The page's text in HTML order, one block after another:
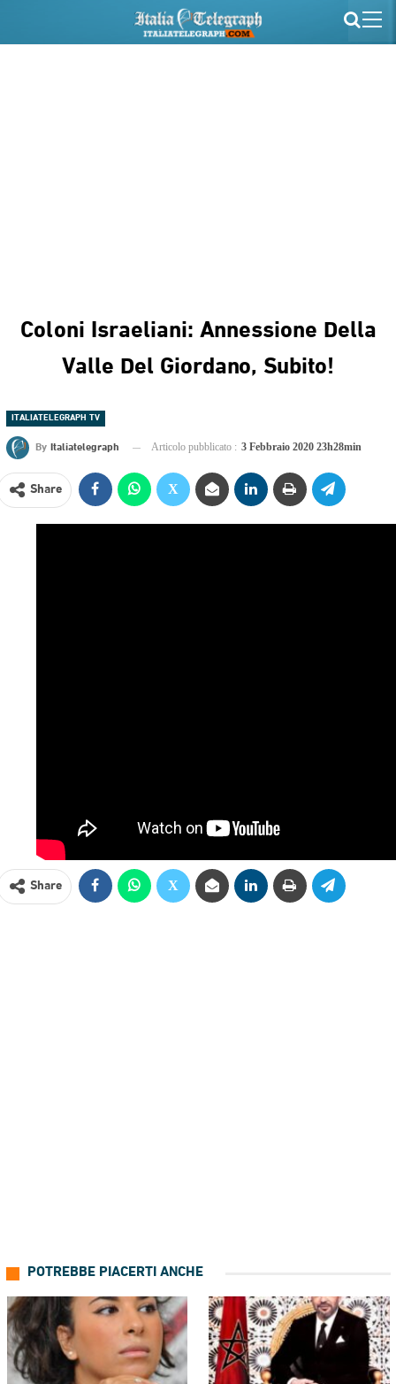
Coloni Israeliani: Annessione Della
Valle Del Giordano, Subito!
ITALIATELEGRAPH TV
By Italiatelegraph Articolo pubblicato : 3 Febbraio 2020 23h28min
Share
Share
POTREBBE PIACERTI ANCHE